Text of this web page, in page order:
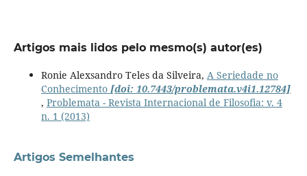
Artigos mais lidos pelo mesmo(s) autor(es)
Ronie Alexsandro Teles da Silveira, A Seriedade no
Conhecimento [doi: 10.7443/problemata.v4i1.12784]
, Problemata - Revista Internacional de Filosofia: v. 4
n. 1 (2013)
Artigos Semelhantes